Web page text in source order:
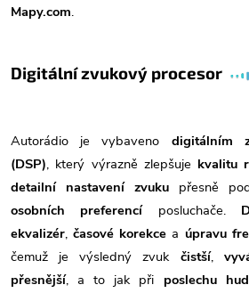
Mapy.com.
Digitální zvukový procesor
Autorádio je vybaveno digitálním
(DSP), který výrazně zlepšuje kvalitu
detailní nastavení zvuku přesně
osobních preferencíposluchače.
ekvalizér,časové korekce a úpravu
čemuž je výsledný zvuk čistší,
přesnější, a to jak při poslechu